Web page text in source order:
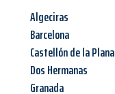
Algeciras
Barcelona
Castellón de la Plana
Dos Hermanas
Granada